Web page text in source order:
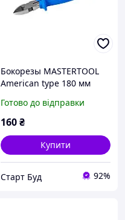
Бокорезы MASTERTOOL
American type 180 мм
Готово до відправки
160₴
Купити
Старт Буд 92%